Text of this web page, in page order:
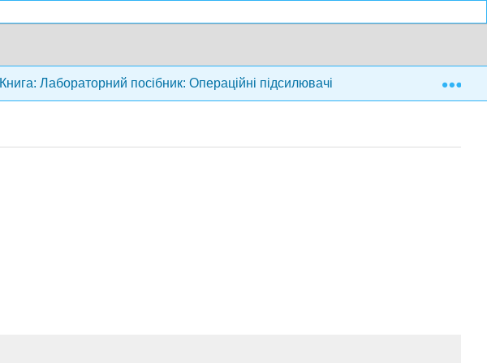
Книга: Лабораторний посібник: Операційні підсилювачі та лінійні інтегральні